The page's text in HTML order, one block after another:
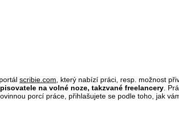
scribie.com , který nabízí práci, resp. možnost
na volné noze, takzvané freelancery .
porcí práce, přihlašujete se podle toho, jak